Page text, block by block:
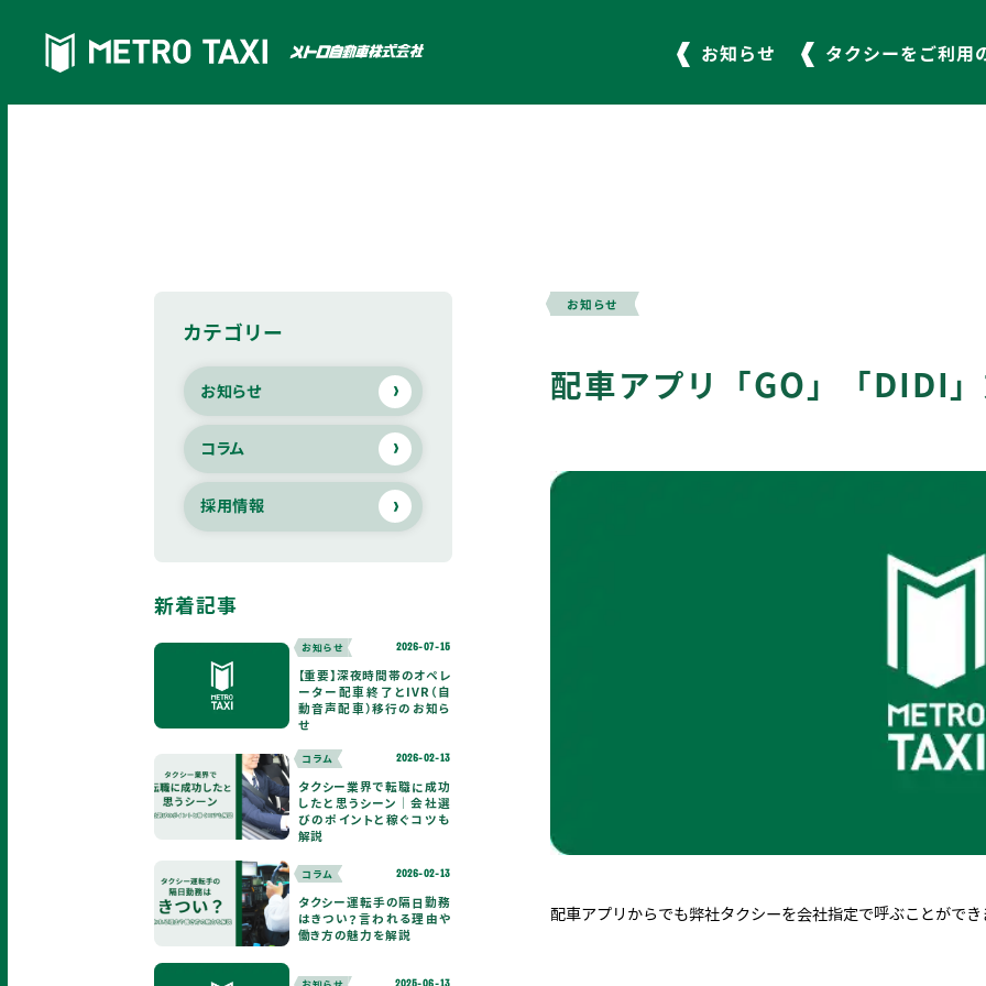
お知らせ タクシーをご利用
お知らせ
配車アプリ「GO」「DIDI
配車アプリからでも弊社タクシーを会社指定で呼ぶことができ
カテゴリー
お知らせ
コラム
採用情報
新着記事
お知らせ 2026-07-15
【重要】深夜時間帯のオペレ
ーター配車終了とIVR（自
動音声配車）移行のお知ら
せ
コラム 2026-02-13
タクシー業界で転職に成功
したと思うシーン｜会社選
びのポイントと稼ぐコツも
解説
コラム 2026-02-13
タクシー運転手の隔日勤務
はきつい？言われる理由や
働き方の魅力を解説